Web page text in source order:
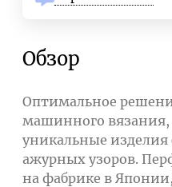
Обзор
Оптимальное
машинного
уникальные изделия
ажурных узоров.
на фабрике в